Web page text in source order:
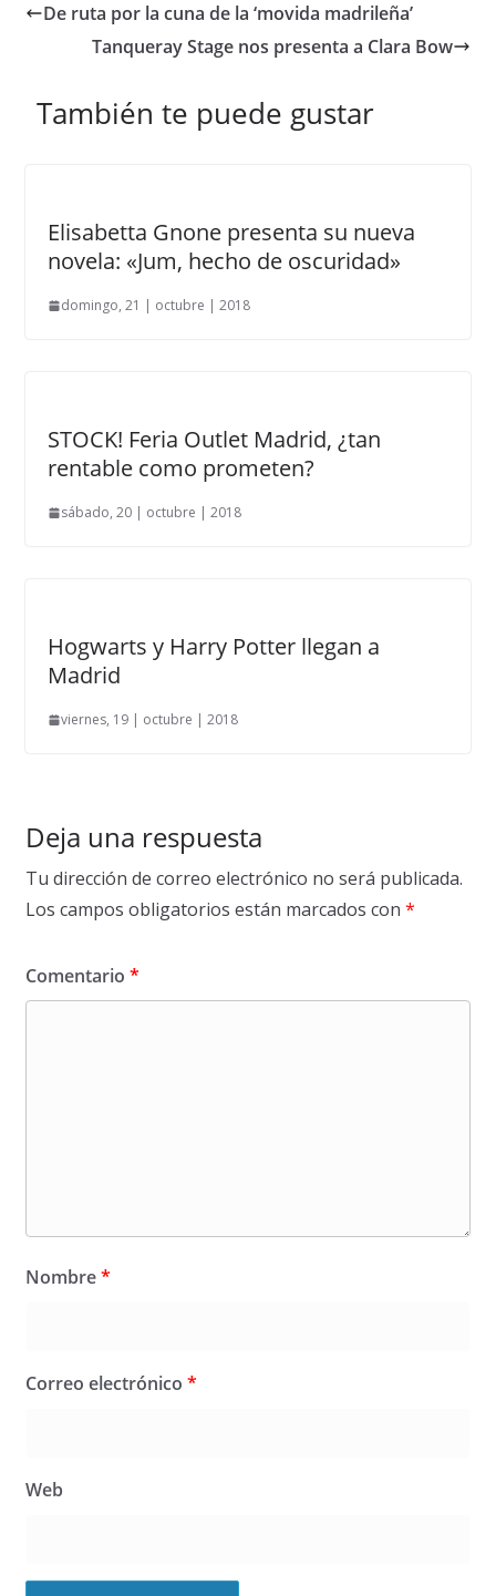
De ruta por la cuna de la ‘movida madrileña’
Tanqueray Stage nos presenta a Clara Bow
También te puede gustar
Elisabetta Gnone presenta su nueva
novela: «Jum, hecho de oscuridad»
domingo, 21 | octubre | 2018
STOCK! Feria Outlet Madrid, ¿tan
rentable como prometen?
sábado, 20 | octubre | 2018
Hogwarts y Harry Potter llegan a
Madrid
viernes, 19 | octubre | 2018
Deja una respuesta
Tu dirección de correo electrónico no será publicada.
Los campos obligatorios están marcados con *
Comentario *
Nombre*
Correo electrónico *
Web